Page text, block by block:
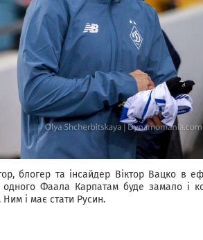
блогер та інсайдер Віктор Вацко в
Фаала Карпатам буде замало і
і має стати Русин.